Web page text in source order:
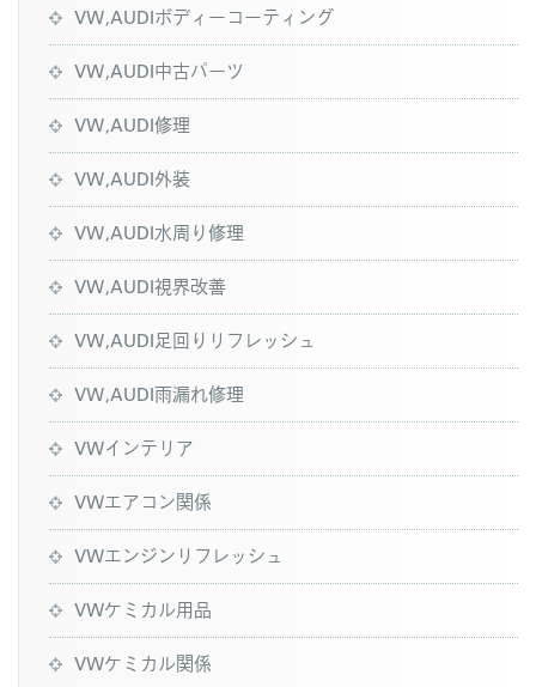
VW,AUDIボディーコーティング
VW,AUDI中古パーツ
VW,AUDI修理
VW,AUDI外装
VW,AUDI水周り修理
VW,AUDI視界改善
VW,AUDI足回りリフレッシュ
VW,AUDI雨漏れ修理
VWインテリア
VWエアコン関係
VWエンジンリフレッシュ
VWケミカル用品
VWケミカル関係